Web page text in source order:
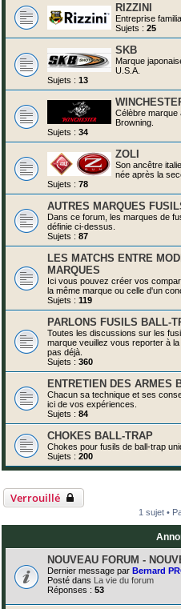
RIZZINI
Entreprise
Sujets : 25
SKB
Marque
U.S.A.
Sujets : 13
Célèbre marque
Browning.
Sujets : 34
ZOLI
Son ancêtre
née après la
Sujets : 78
AUTRES MARQUES
Dans ce forum, les marques de
définie ci-dessus.
Sujets : 87
LES MATCHS ENTRE
MARQUES
Ici vous pouvez créer vos
la même marque ou celle d'un
Sujets : 119
PARLONS FUSILS BALL-
Toutes les discussions sur les
marque veuillez vous reporter à
pas déjà.
Sujets : 360
ENTRETIEN DES ARMES
Chacun sa technique et ses
ici de vos expériences.
Sujets : 84
CHOKES BALL-TRAP
Chokes pour fusils de ball-trap
Sujets : 200
Verrouillé
1 sujet •
NOUVEAU FORUM -
Dernier message par Bernard
Posté dans La vie du forum
Réponses : 53